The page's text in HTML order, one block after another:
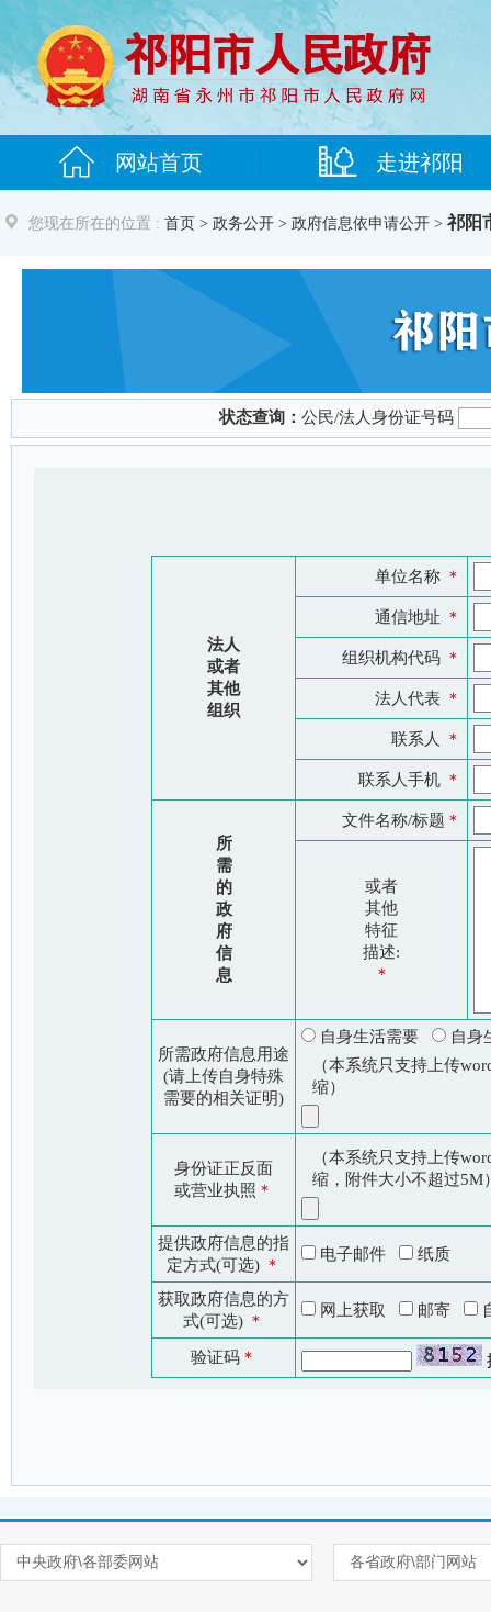
您现在所在的位置 : 首页 > 政务公开 > 政府信息依申请公开 >祁阳
状态查询： 公民/法人身份证号码
法人
或者
其他
组织
单位名称 ＊
通信地址 ＊
组织机构代码 ＊
法人代表 ＊
联系人 ＊
联系人手机 ＊
所
需
的
政
府
信
息
文件名称/标题 ＊
或者
其他
特征
描述:
＊
所需政府信息用途
(请上传自身特殊
需要的相关证明)
自身生活需要
自
（本系统只支持上传
缩）
身份证正反面
或营业执照 ＊
（本系统只支持上传
缩，附件大小不超过5M
提供政府信息的指
定方式(可选) ＊
电子邮件 纸质
获取政府信息的方
式(可选) ＊
网上获取 邮寄
验证码 ＊